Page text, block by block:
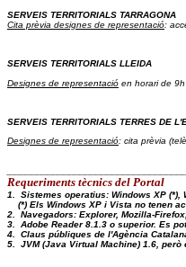
SERVEIS TERRITORIALS TARRAGONA
Cita prèvia designes de representació:
SERVEIS TERRITORIALS LLEIDA
Designes de representació en horari de
SERVEIS TERRITORIALS TERRES DE
Designes de representació: cita prèvia
Requeriments tècnics del Portal
1.  Sistemes operatius: Windows XP
(*) Els Windows XP i Vista no tenen
2.  Navegadors: Explorer, Mozilla-
3.  Adobe Reader 8.1.3 o superior. Es
4.  Claus públiques de l'Agència
5.  JVM (Java Virtual Machine) 1.6,